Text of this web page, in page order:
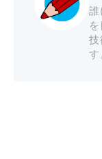
誰
技
す